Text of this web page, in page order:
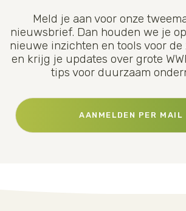
Meld je aan voor onze
nieuwsbrief. Dan houden we je
nieuwe inzichten en tools voor
en krijg je updates over grote
tips voor duurzaam
AANMELDEN PER MAIL